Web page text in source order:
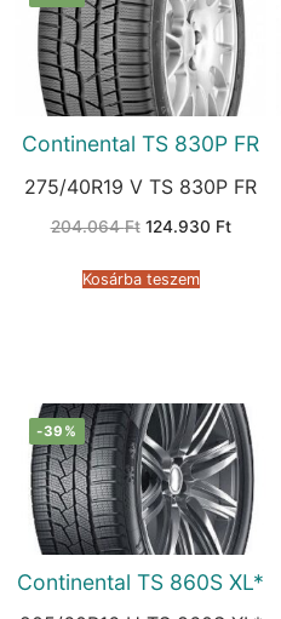
Continental TS 830P FR
275/40R19 V TS 830P FR
204.064Ft Original
204.064 Ft.
124.930 FtCurrent
Kosárba teszem
-39%
Continental TS 860S XL*